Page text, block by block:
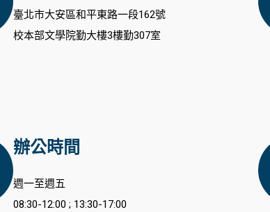
臺北市大安區和平東路一段162號
校本部文學院勤大樓3樓勤307室
辦公時間
週一至週五
08:30-12:00 ; 13:30-17:00